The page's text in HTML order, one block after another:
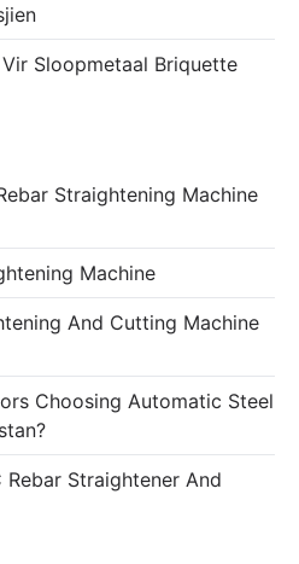
Sloopmetaal Briquette
Straightening Machine
Machine
And Cutting Machine
Choosing Automatic Steel
Straightener And